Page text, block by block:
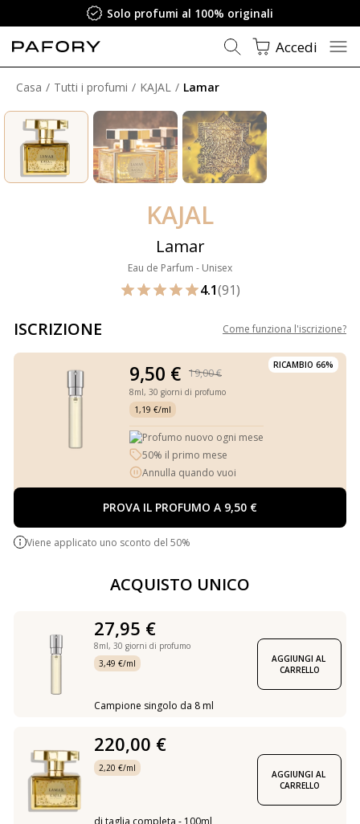
Solo profumi al 100% originali
Accedi
Casa Tutti i profumi KAJAL Lamar
KAJAL
Lamar
Eau de Parfum - Unisex
4.1(91)
ISCRIZIONE Come funziona l'iscrizione?
RICAMBIO 66%
9,50 € 19,00 €
8ml, 30 giorni di profumo
1,19 €/ml
Profumo nuovo ogni mese
50% il primo mese
Annulla quando vuoi
PROVA IL PROFUMO A 9,50 €
Viene applicato uno sconto del 50%
ACQUISTO UNICO
27,95 €
8ml, 30 giorni di profumo
3,49 €/ml
Campione singolo da 8 ml
AGGIUNGI AL
CARRELLO
220,00 €
2,20 €/ml
di taglia completa - 100ml
AGGIUNGI AL
CARRELLO